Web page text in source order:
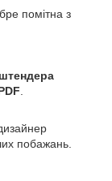
помітна з
побажань.